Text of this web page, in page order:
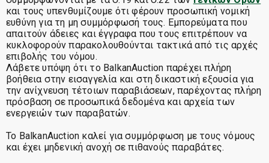
και τους υπενθυμίζουμε ότι φέρουν προσωπική νομική
ευθύνη για τη μη συμμόρφωσή τους. Εμπορεύματα που
απαιτούν άδειες και έγγραφα που τους επιτρέπουν να
κυκλοφορούν παρακολουθούνται τακτικά από τις αρχές
επιβολής του νόμου.
Λάβετε υπόψη ότι το BalkanAuction παρέχει πλήρη
βοήθεια στην εισαγγελία και στη δικαστική εξουσία για
την ανίχνευση τέτοιων παραβιάσεων, παρέχοντας πλήρη
πρόσβαση σε προσωπικά δεδομένα και αρχεία των
ενεργειών των παραβατών.
Το BalkanAuction καλεί για συμμόρφωση με τους νόμους
και έχει μηδενική ανοχή σε πιθανούς παραβάτες.